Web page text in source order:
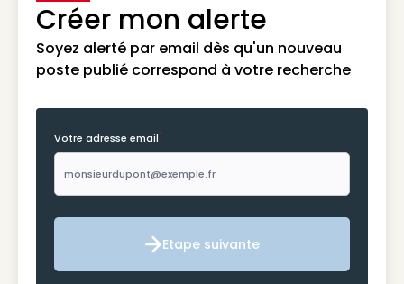
Créer mon alerte
Soyez alerté par email dès qu'un nouveau
poste publié correspond à votre recherche
Votre adresse email*
Etape suivante
Etape suivante